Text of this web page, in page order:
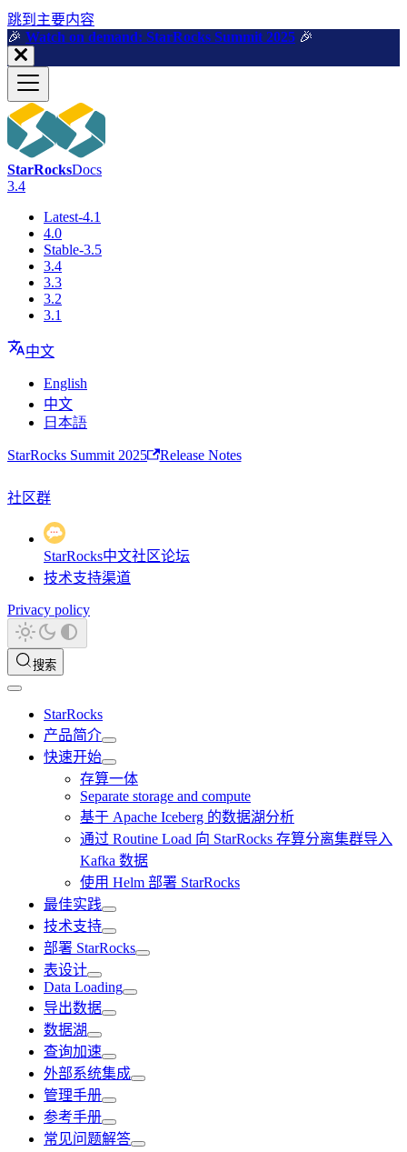
跳到主要内容
🎉️ Watch on demand: StarRocks Summit 2025 🎉️
StarRocksDocs
3.4
Latest-4.1
4.0
Stable-3.5
3.4
3.3
3.2
3.1
中文
English
中文
日本語
StarRocks Summit 2025 Release Notes
社区群
StarRocks中文社区论坛
技术支持渠道
Privacy policy
搜索
StarRocks
产品简介
快速开始
存算一体
Separate storage and compute
基于 Apache Iceberg 的数据湖分析
通过 Routine Load 向 StarRocks 存算分离集群导入
Kafka 数据
使用 Helm 部署 StarRocks
最佳实践
技术支持
部署 StarRocks
表设计
Data Loading
导出数据
数据湖
查询加速
外部系统集成
管理手册
参考手册
常见问题解答